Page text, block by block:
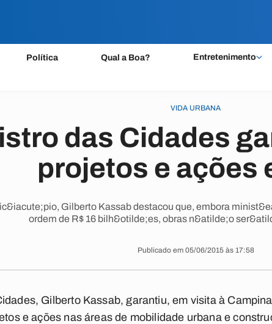
Política Qual a Boa? Entretenimento
VIDA URBANA
das Cidades
projetos e ações
Gilberto Kassab destacou que, embora
ordem de R$ 16 bilh&otilde;es, obras n&atilde;o
Publicado em 05/06/2015 às 17:58
Gilberto Kassab, garantiu, em visita à
e ações nas áreas de mobilidade urbana e